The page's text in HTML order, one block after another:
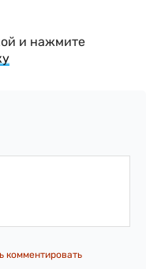
и нажмите
комментировать